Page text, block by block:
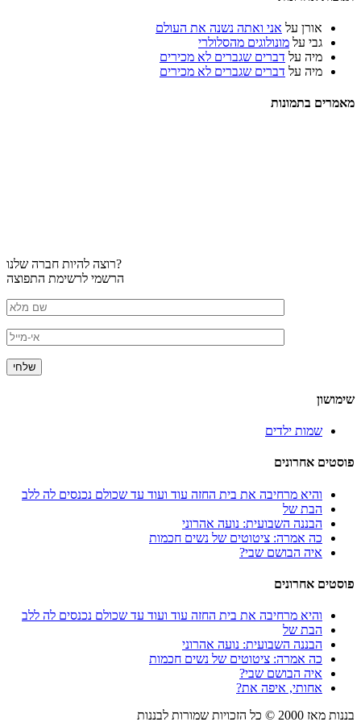
אורן על אני ואתה נשנה את העולם
גבי על מונולוגים מהסלולרי
מיה על דברים שגברים לא מכירים
מיה על דברים שגברים לא מכירים
מאמרים בתמונות
רוצה להיות חברה שלנו?
הרשמי לרשימת התפוצה
שימושון
שמות ילדים
פוסטים אחרונים
והיא מרחיבה את בית החזה עוד ועוד עד שכולם נכנסים לה ללב
הבת של
הבננה השבועית: נועה אהרוני
כה אמרה: ציטוטים של נשים חכמות
איה הבושם שבי?
פוסטים אחרונים
והיא מרחיבה את בית החזה עוד ועוד עד שכולם נכנסים לה ללב
הבת של
הבננה השבועית: נועה אהרוני
כה אמרה: ציטוטים של נשים חכמות
איה הבושם שבי?
אחותי, איפה את?
בננות מאז 2000 © כל הזכויות שמורות לבננות